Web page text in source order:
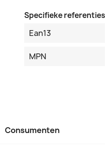
Specifieke referenties
Ean13
MPN
Consumenten